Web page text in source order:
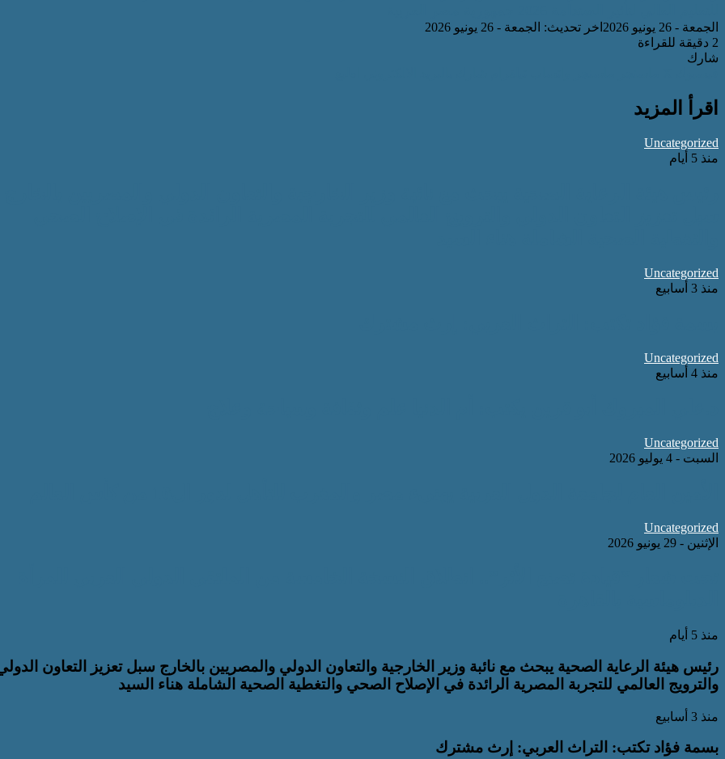
الجمعة - 26 يونيو 2026
اخر تحديث: الجمعة - 26 يونيو 2026
2 دقيقة للقراءة
شارك
اقرأ المزيد
Uncategorized
منذ 5 أيام
Uncategorized
منذ 3 أسابيع
Uncategorized
منذ 4 أسابيع
Uncategorized
السبت - 4 يوليو 2026
Uncategorized
الإثنين - 29 يونيو 2026
منذ 5 أيام
رئيس هيئة الرعاية الصحية يبحث مع نائبة وزير الخارجية والتعاون الدولي والمصريين بالخارج سبل تعزيز التعاون
والترويج العالمي للتجربة المصرية الرائدة في الإصلاح الصحي والتغطية الصحية الشاملة هناء السيد
منذ 3 أسابيع
بسمة فؤاد تكتب: التراث العربي: إرث مشترك